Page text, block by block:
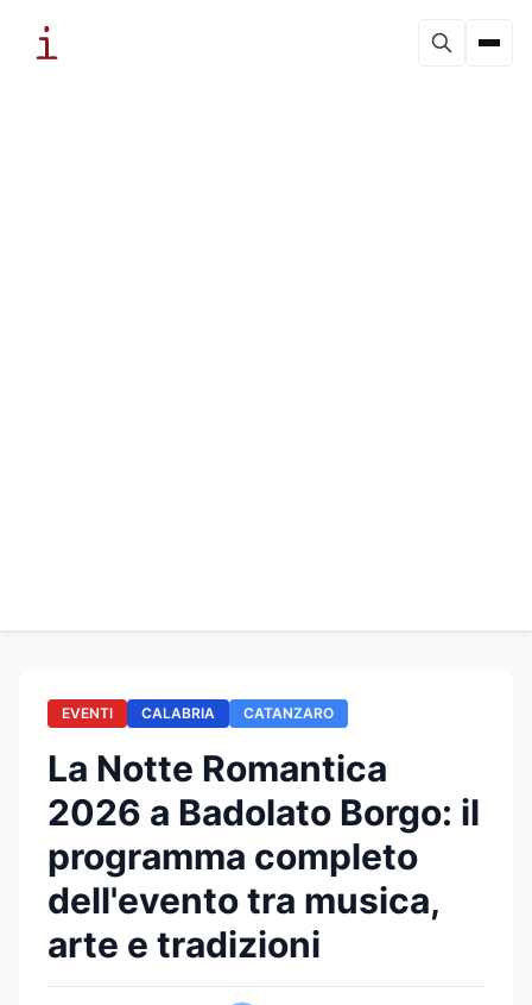
EVENTI CALABRIA CATANZARO
La Notte Romantica
2026 a Badolato Borgo: il
programma completo
dell'evento tra musica,
arte e tradizioni